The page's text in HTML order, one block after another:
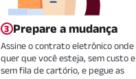
Prepare a mudança
Assine o contrato eletrônico onde
quer que você esteja, sem custo e
sem fila de cartório, e pegue as